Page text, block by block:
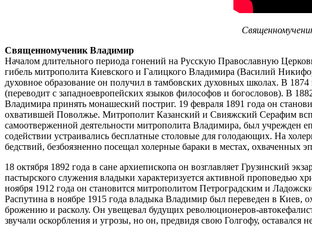
Священномученик Владимир
Началом длительного периода гонений на Русскую Православную
гибель митрополита Киевского и Галицкого Владимира (Василий
духовное образование он получил в тамбовских духовных школах. В
(переводит с западноевропейских языков философов и богословов). В
Владимира принять монашеский постриг. 19 февраля 1891 года он
охватившей Поволжье. Митрополит Казанский и Свияжский Серафим
самоотверженной деятельности митрополита Владимира, был учрежден
содействии устраивались бесплатные столовые для голодающих. На
бедствий, безбоязненно посещал холерные бараки в местах, охваченных
18 октября 1892 года в сане архиепископа он возглавляет Грузинский
пастырского служения владыки характеризуется активной проповедью
ноября 1912 года он становится митрополитом Петроградским и
Распутина в ноябре 1915 года владыка Владимир был переведен в
брожению и расколу. Он увещевал будущих революционеров-
звучали оскорбления и угрозы, но он, предвидя свою Голгофу, оставался